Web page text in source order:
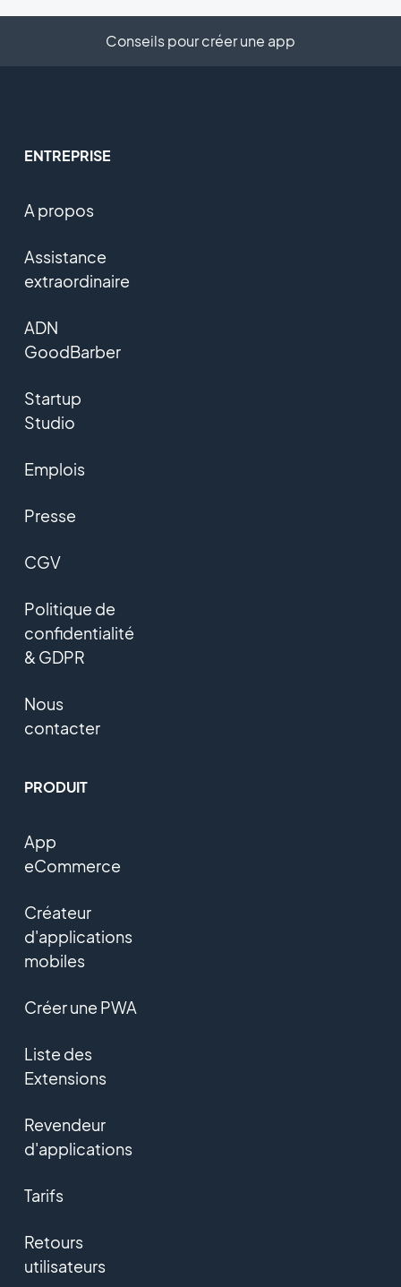
Conseils pour créer une app
ENTREPRISE
A propos
Assistance
extraordinaire
ADN
GoodBarber
Startup
Studio
Emplois
Presse
CGV
Politique de
confidentialité
& GDPR
Nous
contacter
PRODUIT
App
eCommerce
Créateur
d'applications
mobiles
Créer une PWA
Liste des
Extensions
Revendeur
d'applications
Tarifs
Retours
utilisateurs